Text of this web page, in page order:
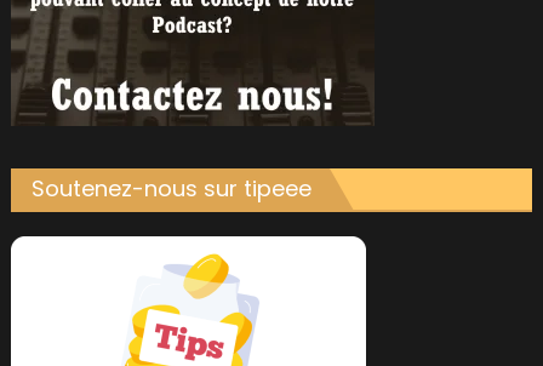
Soutenez-nous sur tipeee